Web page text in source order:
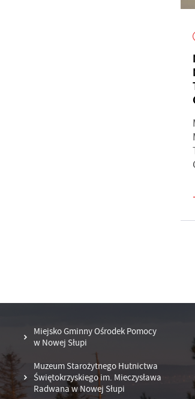
Miejsko Gminny Ośrodek Pomocy
w Nowej Słupi
Muzeum Starożytnego Hutnictwa
Świętokrzyskiego im. Mieczysława
Radwana w Nowej Słupi